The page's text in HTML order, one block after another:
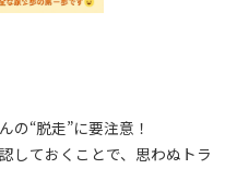
の“脱走”に要注意！
しておくことで、思わぬトラ